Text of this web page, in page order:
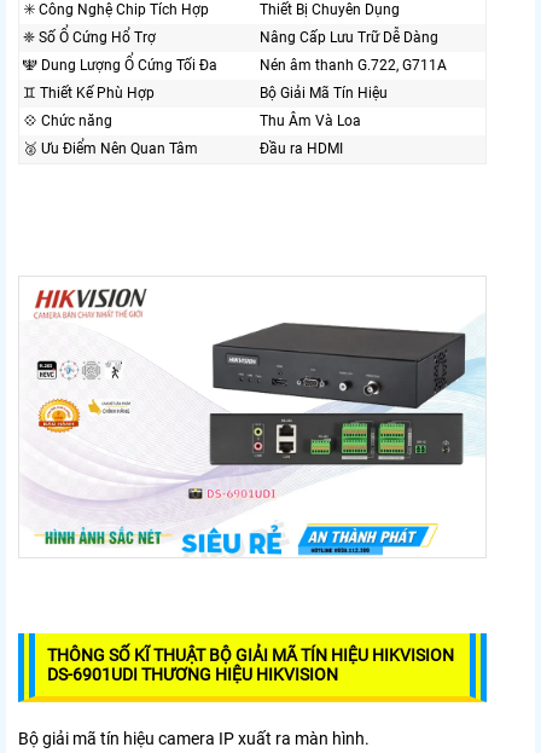
✳️ Công Nghệ Chip Tích Hợp
Thiết Bị Chuyên Dụng
❈ Số Ổ Cứng Hổ Trợ
Nâng Cấp Lưu Trữ Dễ Dàng
🕎 Dung Lượng Ổ Cứng Tối Đa
Nén âm thanh G.722, G711A
♊ Thiết Kế Phù Hợp
Bộ Giải Mã Tín Hiệu
💠 Chức năng
Thu Âm Và Loa
🥈️ Ưu Điểm Nên Quan Tâm
Đầu ra HDMI
THÔNG SỐ KĨ THUẬT BỘ GIẢI MÃ TÍN HIỆU HIKVISION
DS-6901UDI THƯƠNG HIỆU HIKVISION
Bộ giải mã tín hiệu camera IP xuất ra màn hình.